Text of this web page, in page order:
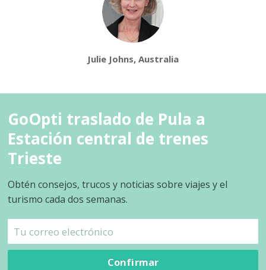
Julie Johns, Australia
GoOpti traslado de Pula a
Estación central de trenes
Trieste
Obtén consejos, trucos y noticias sobre viajes y el
turismo cada dos semanas.
Confirmar